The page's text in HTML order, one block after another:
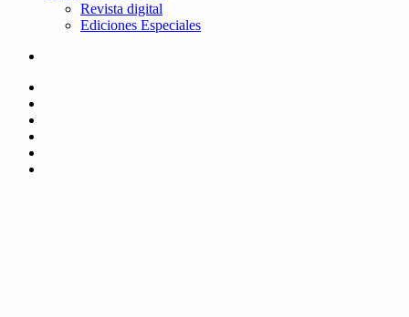
Revista digital
Ediciones Especiales